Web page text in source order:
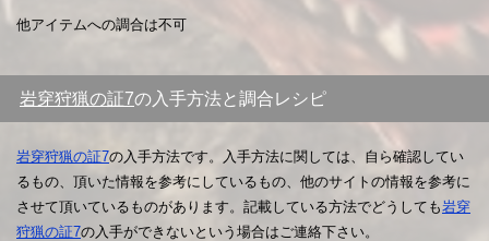
他アイテムへの調合は不可
岩穿狩猟の証7の入手方法と調合レシピ
岩穿狩猟の証7の入手方法です。入手方法に関しては、自ら確認してい
るもの、頂いた情報を参考にしているもの、他のサイトの情報を参考に
させて頂いているものがあります。記載している方法でどうしても岩穿
狩猟の証7の入手ができないという場合はご連絡下さい。